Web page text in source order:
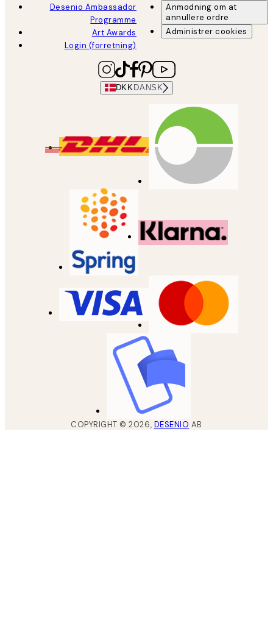
Desenio Ambassador
Programme
Art Awards
Login (forretning)
Anmodning om at
annullere ordre
Administrer cookies
DKK DANSK
COPYRIGHT ©2026, DESENIO AB